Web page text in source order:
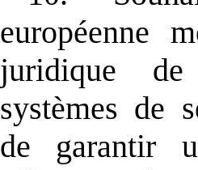
européenne
juridique
systèmes de
de garantir